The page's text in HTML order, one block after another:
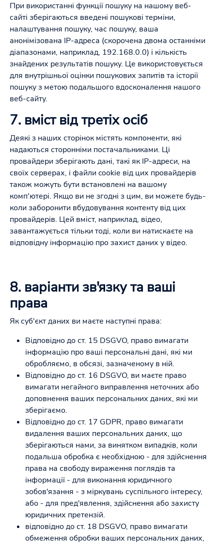
При використанні функції пошуку на нашому веб-
сайті зберігаються введені пошукові терміни,
налаштування пошуку, час пошуку, ваша
анонімізована IP-адреса (скорочена двома останніми
діапазонами, наприклад, 192.168.0.0) і кількість
знайдених результатів пошуку. Це використовується
для внутрішньої оцінки пошукових запитів та історії
пошуку з метою подальшого вдосконалення нашого
веб-сайту.
7. вміст від третіх осіб
Деякі з наших сторінок містять компоненти, які
надаються сторонніми постачальниками. Ці
провайдери зберігають дані, такі як IP-адреси, на
своїх серверах, і файли cookie від цих провайдерів
також можуть бути встановлені на вашому
комп'ютері. Якщо ви не згодні з цим, ви можете будь-
коли заборонити вбудовування контенту від цих
провайдерів. Цей вміст, наприклад, відео,
завантажується тільки тоді, коли ви натискаєте на
відповідну інформацію про захист даних у відео.
8. варіанти зв'язку та ваші
права
Як суб'єкт даних ви маєте наступні права:
Відповідно до ст. 15 DSGVO, право вимагати
інформацію про ваші персональні дані, які ми
обробляємо, в обсязі, зазначеному в ній.
Відповідно до ст. 16 DSGVO, ви маєте право
вимагати негайного виправлення неточних або
доповнення ваших персональних даних, які ми
зберігаємо.
Відповідно до ст. 17 GDPR, право вимагати
видалення ваших персональних даних, що
зберігаються нами, за винятком випадків, коли
подальша обробка є необхідною - для здійснення
права на свободу вираження поглядів та
інформації - для виконання юридичного
зобов'язання - з міркувань суспільного інтересу,
або - для пред'явлення, здійснення або захисту
юридичних претензій.
відповідно до ст. 18 DSGVO, право вимагати
обмеження обробки ваших персональних даних,